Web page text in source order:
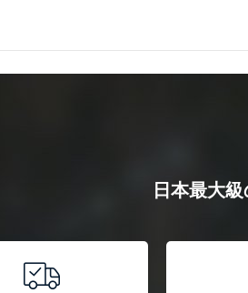
日本最大